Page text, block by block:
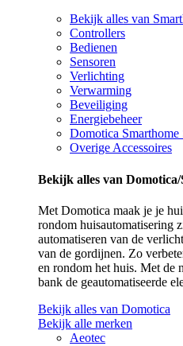
Bekijk alles van
Controllers
Bedienen
Sensoren
Verlichting
Verwarming
Beveiliging
Energiebeheer
Domotica Smarthome
Overige Accessoires
Bekijk alles van
Met Domotica maak je je
rondom huisautomatisering
automatiseren van de
van de gordijnen. Zo
en rondom het huis. Met de
bank de geautomatiseerde
Bekijk alles van Domotica
Bekijk alle merken
Aeotec